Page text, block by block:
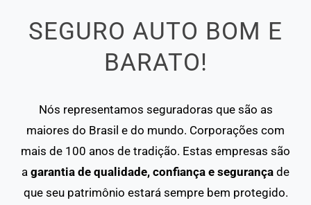
SEGURO AUTO BOM E
BARATO!
Nós representamos seguradoras que são as
maiores do Brasil e do mundo. Corporações com
mais de 100 anos de tradição. Estas empresas são
a garantia de qualidade, confiança e segurança de
que seu patrimônio estará sempre bem protegido.